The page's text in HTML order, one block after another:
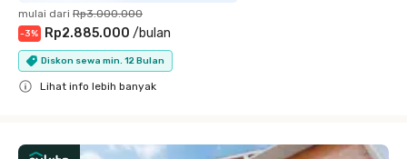
mulai dari Rp3.000.000
-3% Rp2.885.000 /bulan
Diskon sewa min. 12 Bulan
Lihat info lebih banyak